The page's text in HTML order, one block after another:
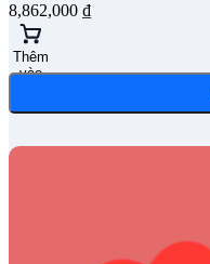
8,862,000 ₫
Thêm
vào